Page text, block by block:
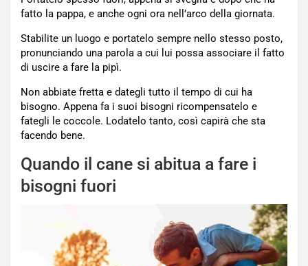
fatto la pappa, e anche ogni ora nell’arco della giornata.
Stabilite un luogo e portatelo sempre nello stesso posto,
pronunciando una parola a cui lui possa associare il fatto
di uscire a fare la pipì.
Non abbiate fretta e dategli tutto il tempo di cui ha
bisogno. Appena fa i suoi bisogni ricompensatelo e
fategli le coccole. Lodatelo tanto, così capirà che sta
facendo bene.
Quando il cane si abitua a fare i
bisogni fuori